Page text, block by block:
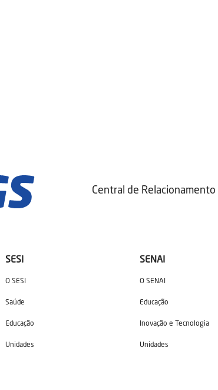
Central de Relacionamento
SESI
O SESI
Saúde
Educação
Unidades
SENAI
O SENAI
Educação
Inovação e Tecnologia
Unidades